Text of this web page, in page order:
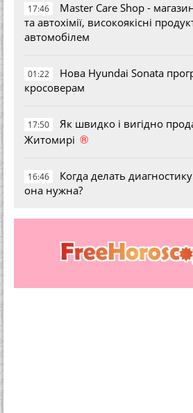
17:46
Master Care Shop -
та автохімії, високоякісні
автомобілем
01:22
Нова Hyundai Sonata
кросоверам
17:50
Як швидко і вигідно
Житомирі ®
16:46
Когда делать
она нужна?